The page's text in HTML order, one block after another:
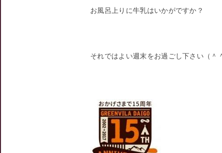
お風呂上りに牛乳はいかがですか？
それではよい週末をお過ごし下さい（＾